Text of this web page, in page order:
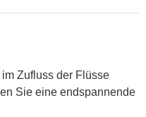
Zufluss der Flüsse
Sie eine endspannende